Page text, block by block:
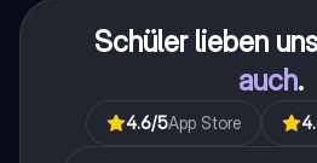
Schüler lieben
auch.
4.6/5App Store